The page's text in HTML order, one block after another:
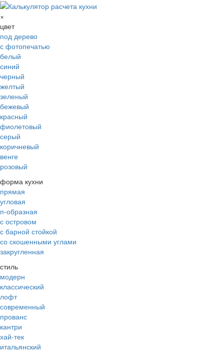
×
цвет
под дерево
с фотопечатью
белый
синий
черный
желтый
зеленый
бежевый
красный
фиолетовый
серый
коричневый
венге
розовый
форма кухни
прямая
угловая
п-образная
с островом
с барной стойкой
со скошенными углами
закругленная
стиль
модерн
классический
лофт
современный
прованс
кантри
хай-тек
итальянский